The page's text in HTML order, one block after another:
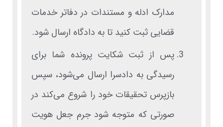
مدارک ادله و مستندات در دفاتر خدمات
قضایی ثبت کنید تا به دادگاه ارسال شود.
پس از ثبت شکایت پرونده شما برای
رسیدگی به دادسرا ارسال می‌شود، سپس
بازپرس تحقیقات خود را شروع می‌کند در
صورتی که متوجه شود جرم جعل هویت